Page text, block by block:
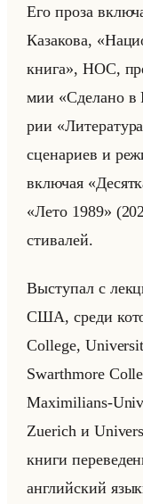
Его проза
Ка­за­ко­ва,
книга», НОС,
мии «Сделано в
рии
сце­на­ри­ев и
вклю­чая
«Лето 1989»
сти­ва­лей.
Вы­сту­пал с
США, среди
College,
Swarthmore
Maximilians-
Zuerich и
книги
ан­глийский